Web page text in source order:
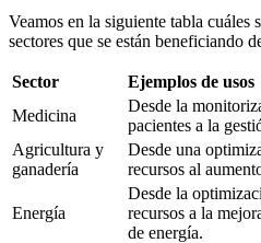
Veamos en la siguiente tabla cuáles
sectores que se están beneficiando
Sector
Ejemplos de usos
Medicina
Desde la
pacientes a la
Agricultura y
ganadería
Desde una
recursos al
Energía
Desde la
recursos a la
de energía.